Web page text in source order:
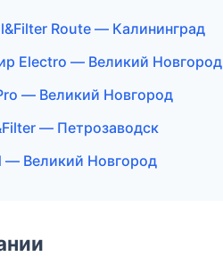
Route — Калининград
Electro — Великий Новгород
— Великий Новгород
— Петрозаводск
— Великий Новгород